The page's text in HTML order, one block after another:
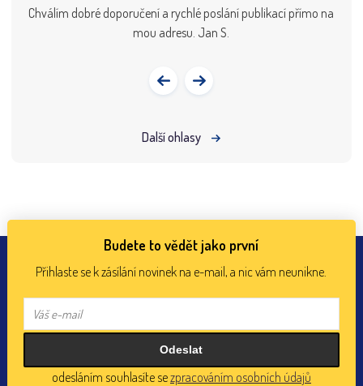
Chválím dobré doporučení a rychlé poslání publikací přímo na
mou adresu. Jan S.
Další ohlasy
Budete to vědět jako první
Přihlaste se k zásílání novinek na e-mail, a nic vám neunikne.
odesláním souhlasíte sezpracováním osobních údajů